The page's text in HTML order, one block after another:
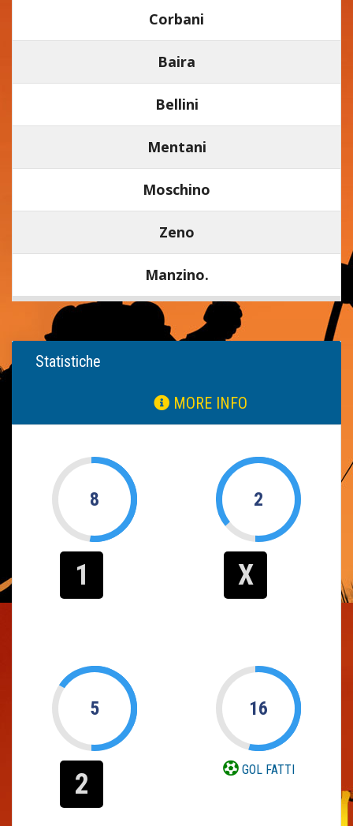
Corbani
Baira
Bellini
Mentani
Moschino
Zeno
Manzino.
Statistiche
MORE INFO
8
1
2
X
5
2
16
GOL FATTI